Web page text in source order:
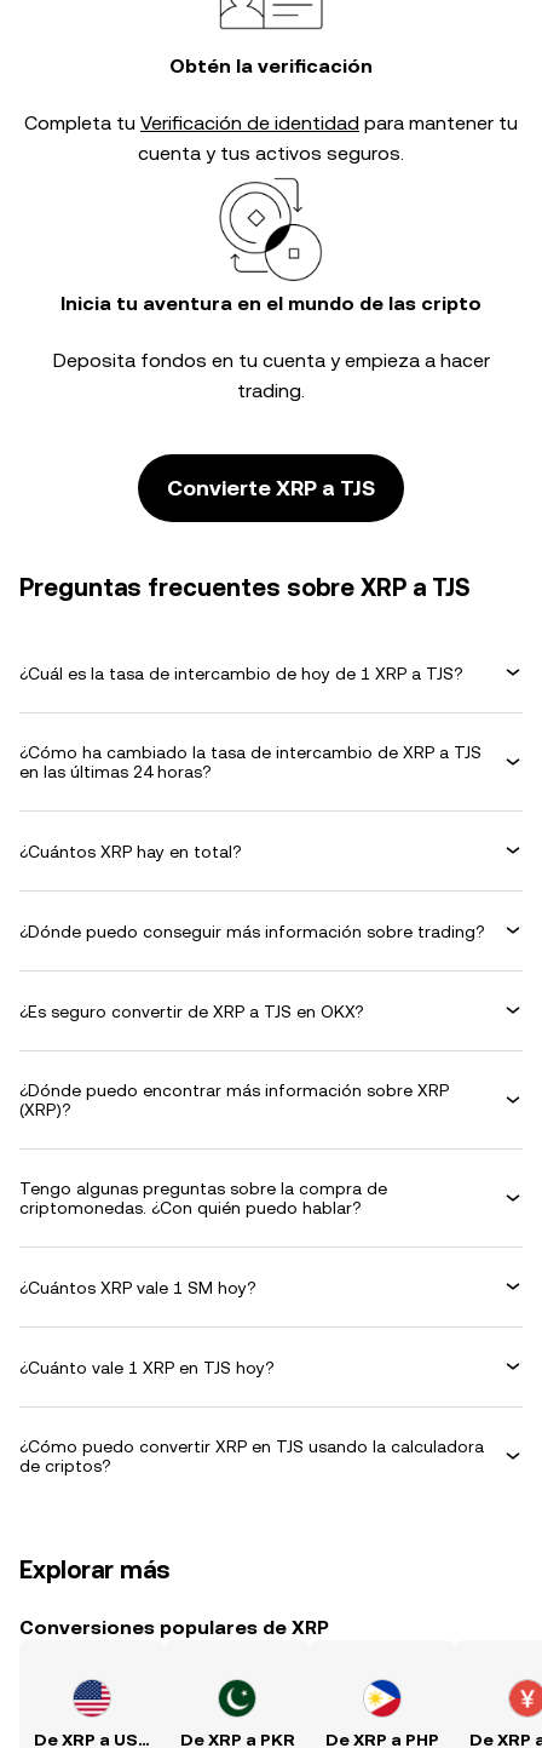
Obtén la verificación
Completa tu Verificación de identidad para mantener tu
cuenta y tus activos seguros.
Inicia tu aventura en el mundo de las cripto
Deposita fondos en tu cuenta y empieza a hacer
trading.
Convierte XRP a TJS
Preguntas frecuentes sobre XRP a TJS
¿Cuál es la tasa de intercambio de hoy de 1 XRP a TJS?
¿Cómo ha cambiado la tasa de intercambio de XRP a TJS
en las últimas 24 horas?
¿Cuántos XRP hay en total?
¿Dónde puedo conseguir más información sobre trading?
¿Es seguro convertir de XRP a TJS en OKX?
¿Dónde puedo encontrar más información sobre XRP
(XRP)?
Tengo algunas preguntas sobre la compra de
criptomonedas. ¿Con quién puedo hablar?
¿Cuántos XRP vale 1 SM hoy?
¿Cuánto vale 1 XRP en TJS hoy?
¿Cómo puedo convertir XRP en TJS usando la calculadora
de criptos?
Explorar más
Conversiones populares de XRP
De XRP a USD De XRP a PKR De XRP a PHP De XRP